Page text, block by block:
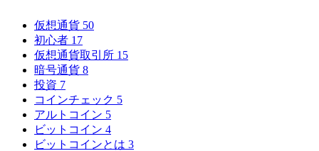
仮想通貨 50
初心者 17
仮想通貨取引所 15
暗号通貨 8
投資 7
コインチェック 5
アルトコイン 5
ビットコイン 4
ビットコインとは 3